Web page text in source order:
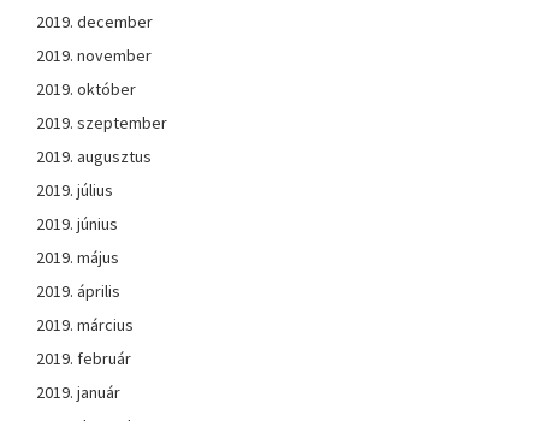
2019. december
2019. november
2019. október
2019. szeptember
2019. augusztus
2019. július
2019. június
2019. május
2019. április
2019. március
2019. február
2019. január